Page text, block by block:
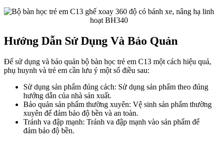
Hướng Dẫn Sử Dụng Và Bảo Quản
Để sử dụng và bảo quản bộ bàn học trẻ em C13 một cách hiệu quả,
phụ huynh và trẻ em cần lưu ý một số điều sau:
Sử dụng sản phẩm đúng cách: Sử dụng sản phẩm theo đúng
hướng dẫn của nhà sản xuất.
Bảo quản sản phẩm thường xuyên: Vệ sinh sản phẩm thường
xuyên để đảm bảo độ bền và an toàn.
Tránh va đập mạnh: Tránh va đập mạnh vào sản phẩm để
đảm bảo độ bền.